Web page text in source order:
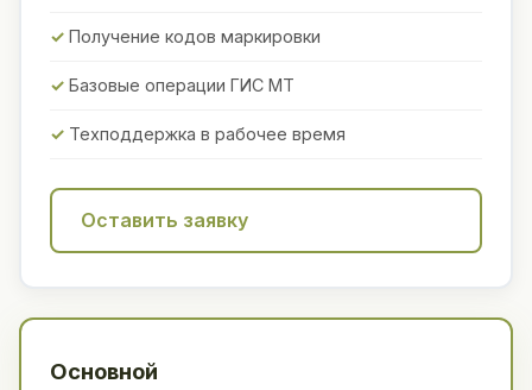
Получение кодов маркировки
Базовые операции ГИС МТ
Техподдержка в рабочее время
Оставить заявку
Основной